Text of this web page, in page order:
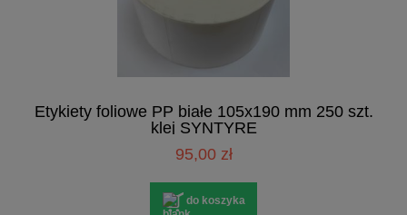
Etykiety foliowe PP białe 105x190 mm 250 szt.
klej SYNTYRE
95,00 zł
do koszyka